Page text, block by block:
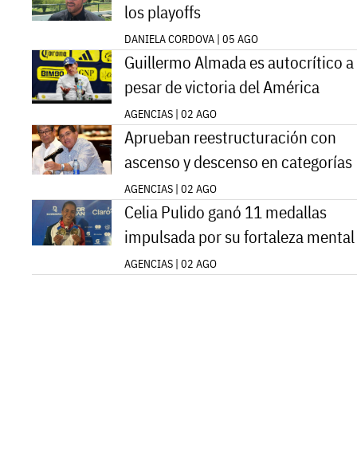
los playoffs
DANIELA CORDOVA | 05 AGO
Guillermo Almada es autocrítico a
pesar de victoria del América
AGENCIAS | 02 AGO
Aprueban reestructuración con
ascenso y descenso en categorías
AGENCIAS | 02 AGO
Celia Pulido ganó 11 medallas
impulsada por su fortaleza mental
AGENCIAS | 02 AGO